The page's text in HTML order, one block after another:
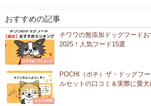
おすすめの記事
おすすめ・ランキング
チワワの無添加ドッグフード
2025！人気フード15選
口コミ＆評判
POCHI（ポチ）ザ・ドッグフ
ルセットの口コミ＆実際に愛